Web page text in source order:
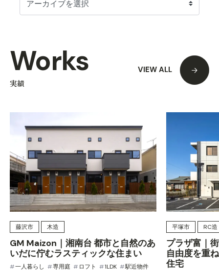
実績
Works VIEW ALL
藤沢市 木造
GM Maizon｜湘南台 都市と自然のあ
いだに佇むラスティックな住まい
一人暮らし 専用庭 ロフト 1LDK 駅近物件
平塚市 RC造
プラザ富｜
自由度を重
住宅